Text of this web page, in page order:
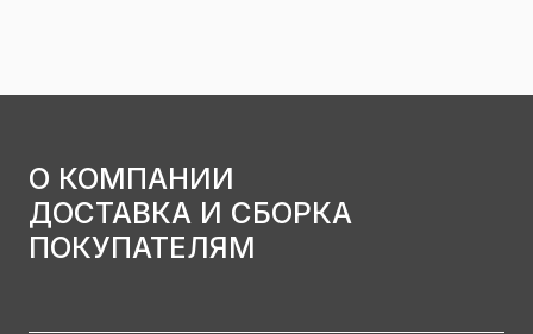
О КОМПАНИИ
ДОСТАВКА И СБОРКА
ПОКУПАТЕЛЯМ